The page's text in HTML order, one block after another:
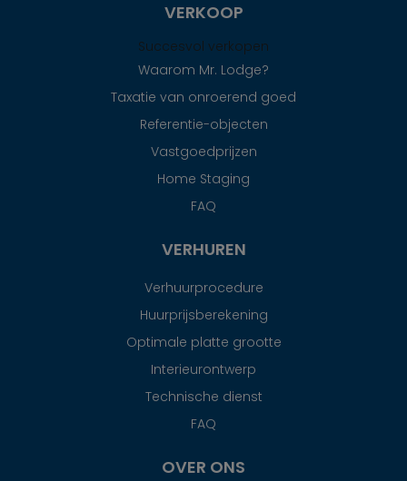
VERKOOP
Succesvol verkopen
Waarom Mr. Lodge?
Taxatie van onroerend goed
Referentie-objecten
Vastgoedprijzen
Home Staging
FAQ
VERHUREN
Verhuurprocedure
Huurprijsberekening
Optimale platte grootte
Interieurontwerp
Technische dienst
FAQ
OVER ONS